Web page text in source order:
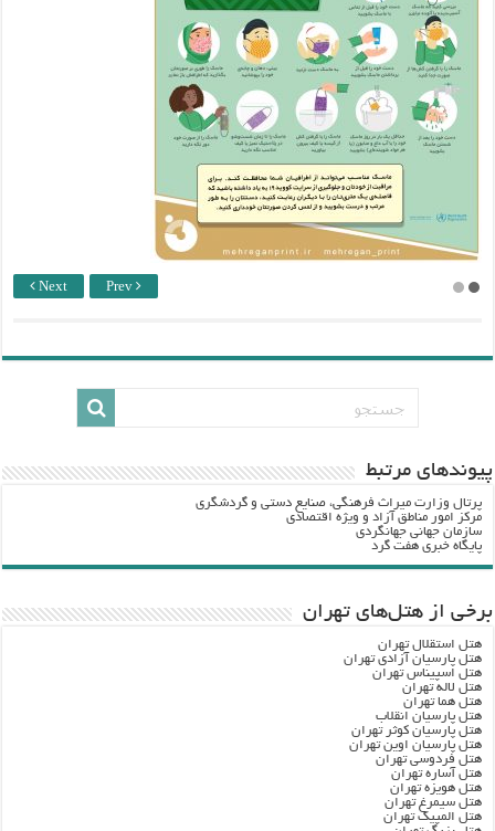
Next Prev
پيوندهاي مرتبط
پرتال وزارت ميراث فرهنگي، صنایع دستی و گردشگري
مرکز امور مناطق آزاد و ویژه اقتصادی
سازمان جهانی جهانگردی
پایگاه خبری هفت گرد
برخی از هتل‌های تهران
هتل استقلال تهران
هتل پارسیان آزادی تهران
هتل اسپیناس تهران
هتل لاله تهران
هتل هما تهران
هتل پارسیان انقلاب
هتل پارسیان کوثر تهران
هتل پارسیان اوین تهران
هتل فردوسی تهران
هتل آساره تهران
هتل هویزه تهران
هتل سیمرغ تهران
هتل المپیک تهران